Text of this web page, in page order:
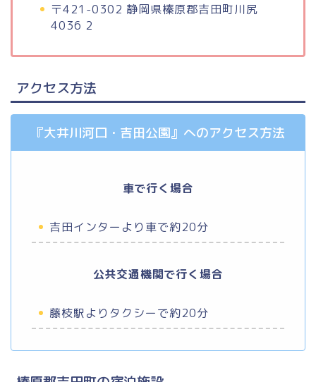
〒421-0302 静岡県榛原郡吉田町川尻
4036 2
アクセス方法
『大井川河口・吉田公園』へのアクセス方法
車で行く場合
吉田インターより車で約20分
公共交通機関で行く場合
藤枝駅よりタクシーで約20分